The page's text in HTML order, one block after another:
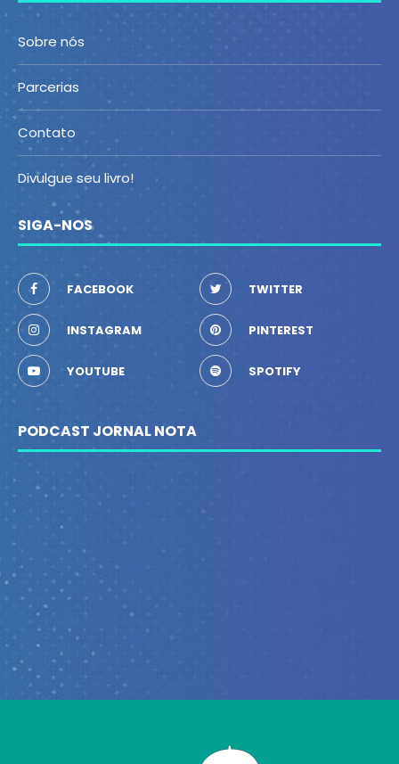
Sobre nós
Parcerias
Contato
Divulgue seu livro!
SIGA-NOS
FACEBOOK TWITTER
INSTAGRAM PINTEREST
YOUTUBE SPOTIFY
PODCAST JORNAL NOTA